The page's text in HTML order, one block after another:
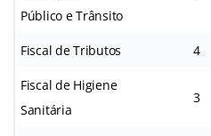
Público e Trânsito
Fiscal de Tributos 4
Fiscal de Higiene
Sanitária
3